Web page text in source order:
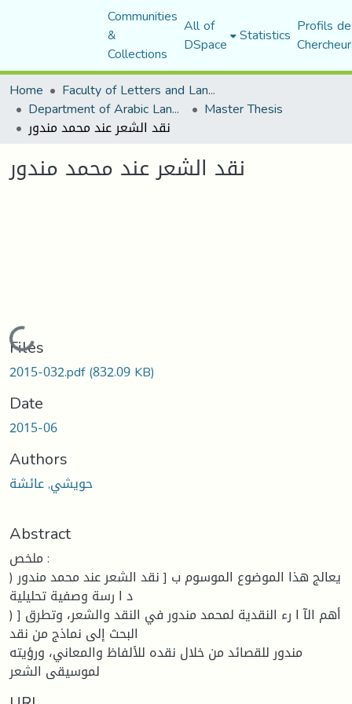
Communities
&
Collections
All of
DSpace Statistics Profils
Home
Faculty of Letters and Languages
Department of Arabic Language and Literature Master Thesis
نقد الشعر عند محمد مندور
نقد الشعر عند محمد مندور
Loading...
Files
2015-032.pdf(832.09 KB)
Date
2015-06
Authors
حويشي, عائشة
Abstract
ملخص :
یعالج هذا الموضوع الموسوم ب [ نقد الشعر عند محمد مندور (
د ا رسة وصفیة تحلیلیة
) ] أهم الآ ا رء النقدیة لمحمد مندور في النقد والشعر، وتطرق
البحث إلى نماذج من نقد
مندور للقصائد من خلال نقده للألفاظ والمعاني، ورؤیته
لموسیقى الشعر